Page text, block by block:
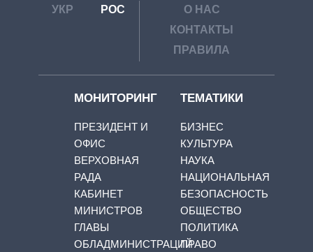
УКР РОС
О НАС
КОНТАКТЫ
ПРАВИЛА
МОНИТОРИНГ
ПРЕЗИДЕНТ И
ОФИС
ВЕРХОВНАЯ
РАДА
КАБИНЕТ
МИНИСТРОВ
ГЛАВЫ
ОБЛАДМИНИСТРАЦИЙ
ТЕМАТИКИ
БИЗНЕС
КУЛЬТУРА
НАУКА
НАЦИОНАЛЬНАЯ
БЕЗОПАСНОСТЬ
ОБЩЕСТВО
ПОЛИТИКА
ПРАВО